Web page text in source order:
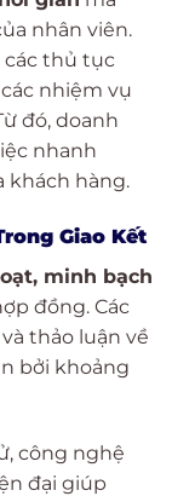
nhân viên.
các thủ tục
nhiệm vụ
đó, doanh
nhanh
khách hàng.
Giao Kết
minh bạch
đồng. Các
thảo luận về
bởi khoảng
công nghệ
đại giúp